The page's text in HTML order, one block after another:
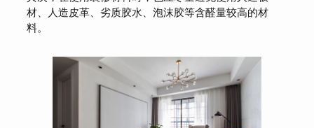
材、人造皮革、劣质胶水、泡沫胶等含醛量较高的材
料。